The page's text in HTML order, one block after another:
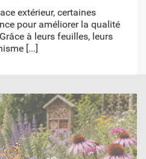
extérieur, certaines
pour améliorer la qualité
à leurs feuilles, leurs
[...]